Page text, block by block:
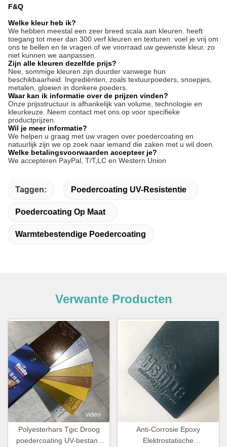
F&Q
Welke kleur heb ik?
We hebben meestal een zeer breed scala aan kleuren. heeft
toegang tot meer dan 300 verf kleuren en texturen. voel je vrij om
ons te bellen en te vragen of we voorraad uw gewenste kleur. zo
niet kunnen we aanpassen.
Zijn alle kleuren dezelfde prijs?
Nee, sommige kleuren zijn duurder vanwege hun
beschikbaarheid. Ingrediënten, zoals textuurpoeders, snoepjes,
metalen, gloeien in donkere poeders.
Waar kan ik informatie over de prijzen vinden?
Onze prijsstructuur is afhankelijk van volume, technologie en
kleurkeuze. Neem contact met ons op voor specifieke
productprijzen.
Wil je meer informatie?
We helpen u graag met uw vragen over poedercoating en
natuurlijk zijn we op zoek naar iemand die zaken met u wil doen.
Welke betalingsvoorwaarden accepteer je?
We accepteren PayPal, T/T,LC en Western Union
Taggen: Poedercoating UV-Resistentie
Poedercoating Op Maat
Warmtebestendige Poedercoating
Verwante Producten
video
Polyesterhars Tgic Droog
poedercoating UV-bestand
Anti-Corrosie Epoxy
Elektrostatische